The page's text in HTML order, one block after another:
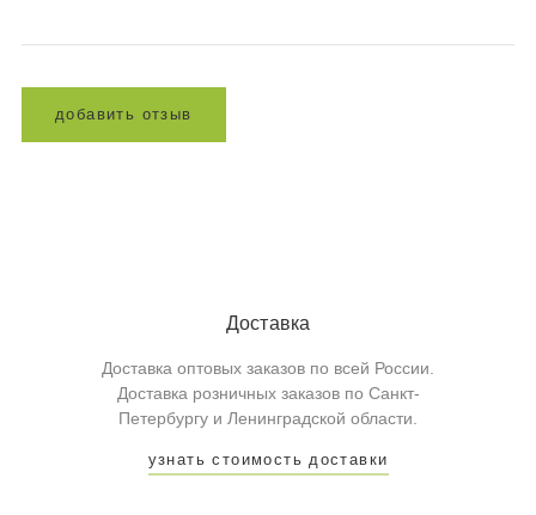
доба вит ь отз ыв
Доставка
Доставка оптовых заказов по всей России.
Доставка розничных заказов по Санкт-
Петербургу и Ленинградской области.
узнать стоимость доставки